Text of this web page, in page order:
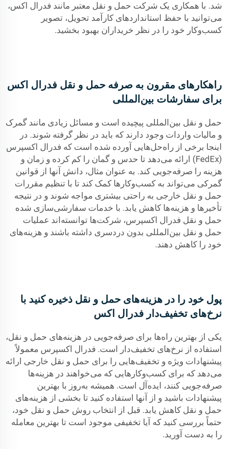
شد. با همکاری یک شرکت حمل و نقل معتبر مانند فدرال اکس،
می‌توانید با حفظ استانداردهای کارآمد تحویل، تصویر
کسب‌وکار خود را در نظر خریداران بهبود بخشید.
راهکارهای مقرون به صرفه حمل و نقل فدرال اکس
برای سفارشات بین‌المللی
حمل و نقل بین‌المللی پیچیده است و مسائل زیادی مانند گمرک
و مالیات واردات وجود دارند که باید در نظر گرفته شوند. در
اینجا برخی از راه‌حل‌هایی آورده شده است که فدرال اکسپرس
(FedEx) ارائه می‌دهد تا حدس و گمان را کم کرده و زمان و
هزینه را صرفه‌جویی کند. به عنوان مثال، دانش آنها از قوانین
گمرکی می‌تواند به کسب‌وکارها کمک کند تا با تنظیم مقررات
حمل و نقل خارجی به راحتی بیشتری مواجه شوند و در نتیجه
تأخیرها و هزینه‌ها کاهش یابد. با خدمات سفارشی‌سازی شده
حمل و نقل فدرال اکسپرس، شرکت‌ها توانسته‌اند عملیات
حمل و نقل بین‌المللی بدون دردسری داشته باشند و هزینه‌های
خود را کاهش دهند.
پول خود را در هزینه‌های حمل و نقل ذخیره کنید با
نرخ‌های تخفیف‌دار فدرال اکس
یکی از بهترین راه‌ها برای صرفه‌جویی در هزینه‌های حمل و نقل،
استفاده از نرخ‌های تخفیف‌دار است. فدرال اکسپرس معمولاً
پیشنهادات ویژه و تخفیف‌هایی را برای حمل و نقل خارجی ارائه
می‌دهد که برای کسب‌وکارهایی که می‌خواهند در هزینه‌ها
صرفه‌جویی کنند، ایده‌آل است. همیشه به‌روز با بهترین
پیشنهادات باشید و از آنها استفاده کنید تا بخشی از هزینه‌های
حمل و نقل کاهش یابد. قبل از انتخاب روش حمل و نقل خود،
حتماً بررسی کنید که آیا تخفیفی موجود است تا بهترین معامله
را به دست آورید.